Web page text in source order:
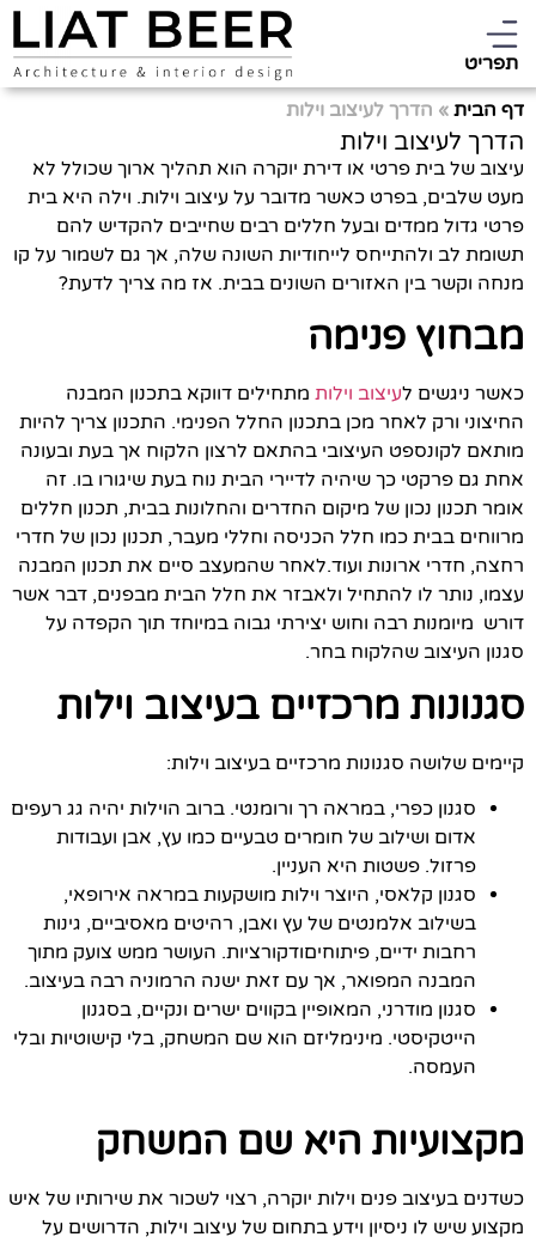
דף הבית » הדרך לעיצוב וילות
הדרך לעיצוב וילות
עיצוב של בית פרטי או דירת יוקרה הוא תהליך ארוך שכולל לא
מעט שלבים, בפרט כאשר מדובר על עיצוב וילות. וילה היא בית
פרטי גדול ממדים ובעל חללים רבים שחייבים להקדיש להם
תשומת לב ולהתייחס לייחודיות השונה שלה, אך גם לשמור על קו
מנחה וקשר בין האזורים השונים בבית. אז מה צריך לדעת?
מבחוץ פנימה
כאשר ניגשים לעיצוב וילות מתחילים דווקא בתכנון המבנה
החיצוני ורק לאחר מכן בתכנון החלל הפנימי. התכנון צריך להיות
מותאם לקונספט העיצובי בהתאם לרצון הלקוח אך בעת ובעונה
אחת גם פרקטי כך שיהיה לדיירי הבית נוח בעת שיגורו בו. זה
אומר תכנון נכון של מיקום החדרים והחלונות בבית, תכנון חללים
מרווחים בבית כמו חלל הכניסה וחללי מעבר, תכנון נכון של חדרי
רחצה, חדרי ארונות ועוד.לאחר שהמעצב סיים את תכנון המבנה
עצמו, נותר לו להתחיל ולאבזר את חלל הבית מבפנים, דבר אשר
דורש מיומנות רבה וחוש יצירתי גבוה במיוחד תוך הקפדה על
סגנון העיצוב שהלקוח בחר.
סגנונות מרכזיים בעיצוב וילות
קיימים שלושה סגנונות מרכזיים בעיצוב וילות:
סגנון כפרי, במראה רך ורומנטי. ברוב הוילות יהיה גג רעפים
אדום ושילוב של חומרים טבעיים כמו עץ, אבן ועבודות
פרזול. פשטות היא העניין.
סגנון קלאסי, היוצר וילות מושקעות במראה אירופאי,
בשילוב אלמנטים של עץ ואבן, רהיטים מאסיביים, גינות
רחבות ידיים, פיתוחיםודקורציות. העושר ממש צועק מתוך
המבנה המפואר, אך עם זאת ישנה הרמוניה רבה בעיצוב.
סגנון מודרני, המאופיין בקווים ישרים ונקיים, בסגנון
הייטקיסטי. מינימליזם הוא שם המשחק, בלי קישוטיות ובלי
העמסה.
מקצועיות היא שם המשחק
כשדנים בעיצוב פנים וילות יוקרה, רצוי לשכור את שירותיו של איש
מקצוע שיש לו ניסיון וידע בתחום של עיצוב וילות, הדרושים על
תפריט